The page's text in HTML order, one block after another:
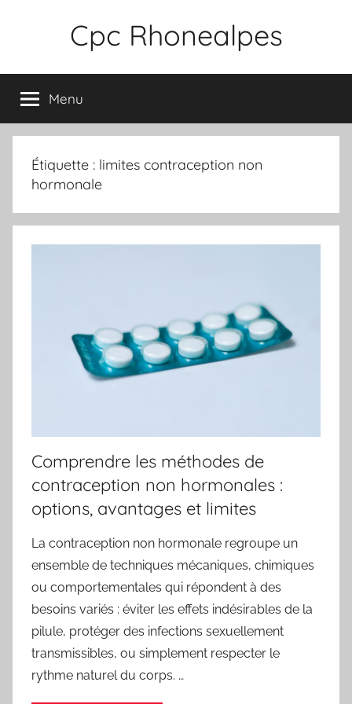
Cpc Rhonealpes
Menu
Étiquette : limites contraception non
hormonale
Comprendre les méthodes de
contraception non hormonales :
options, avantages et limites
La contraception non hormonale regroupe un
ensemble de techniques mécaniques, chimiques
ou comportementales qui répondent à des
besoins variés : éviter les effets indésirables de la
pilule, protéger des infections sexuellement
transmissibles, ou simplement respecter le
rythme naturel du corps. …